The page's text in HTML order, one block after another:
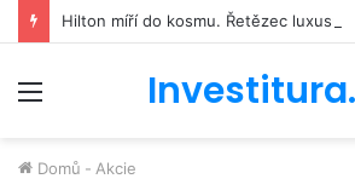
Domů - Akcie